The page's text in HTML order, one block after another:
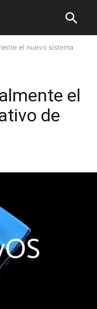
el nuevo sistema
el
de